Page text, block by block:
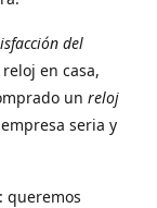
del
en casa,
un reloj
seria y
queremos